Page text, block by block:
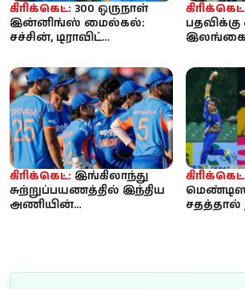
கிரிக்கெட்: 300 ஒருநாள்
இன்னிங்ஸ் மைல்கல்:
சச்சின், டிராவிட்
விராட் கோலி
கிரிக்கெட்: இங்கிலாந்து
சுற்றுப்பயணத்தில் இந்திய
அணியின்